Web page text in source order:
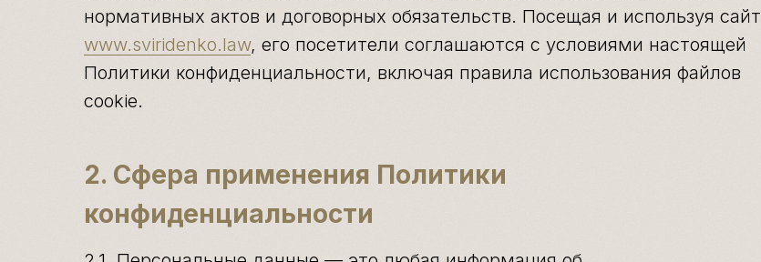
нормативных актов и договорных обязательств. Посещая и используя сайт
www.sviridenko.law, его посетители соглашаются с условиями настоящей
Политики конфиденциальности, включая правила использования файлов
cookie.
2. Сфера применения Политики
конфиденциальности